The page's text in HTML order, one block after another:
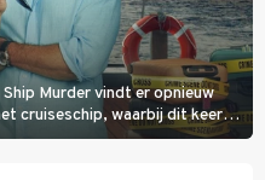
Murder vindt er opnieuw
cruiseschip, waarbij dit keer
en kapitein Marlowe de dader